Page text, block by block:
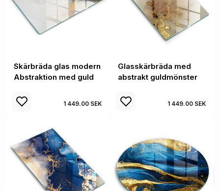
Skärbräda glas modern
Abstraktion med guld
1 449.00 SEK
Glasskärbräda med
abstrakt guldmönster
1 449.00 SEK